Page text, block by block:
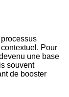
Pour
une base
souvent
de booster